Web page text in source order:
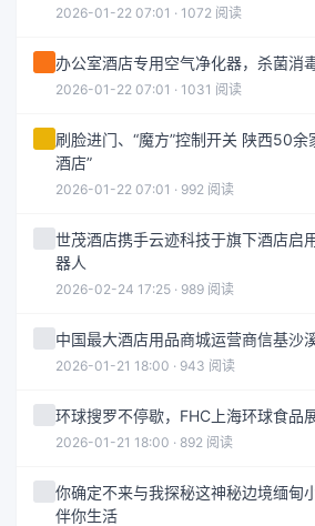
2026-01-22 07:01 · 1072 阅读
办公室酒店专用空气净化器，杀菌消
2026-01-22 07:01 · 1031 阅读
刷脸进门、“魔方”控制开关 陕西50余
酒店”
2026-01-22 07:01 · 992 阅读
世茂酒店携手云迹科技于旗下酒店启
器人
2026-02-24 17:25 · 989 阅读
中国最大酒店用品商城运营商信基沙
2026-01-21 18:00 · 943 阅读
环球搜罗不停歇，FHC上海环球食品
2026-01-21 18:00 · 892 阅读
你确定不来与我探秘这神秘边境缅甸
伴你生活